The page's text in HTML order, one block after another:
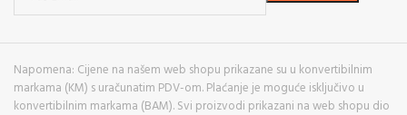
Napomena: Cijene na našem web shopu prikazane su u konvertibilnim
markama (KM) s uračunatim PDV-om. Plaćanje je moguće isključivo u
konvertibilnim markama (BAM). Svi proizvodi prikazani na web shopu dio